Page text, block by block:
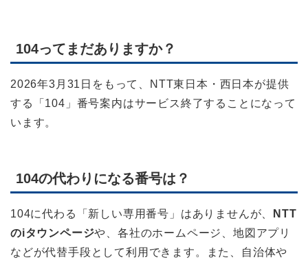
104ってまだありますか？
2026年3月31日をもって、NTT東日本・西日本が提供
する「104」番号案内はサービス終了することになって
います。
104の代わりになる番号は？
104に代わる「新しい専用番号」はありませんが、
NTT
のiタウンページや、各社のホームページ、地図アプリ
などが代替手段として利用できます。また、自治体や